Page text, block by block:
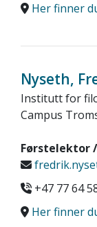
Her finner
Nyseth,
Institutt for
Campus
Førstelektor
+47 77 64
Her finner